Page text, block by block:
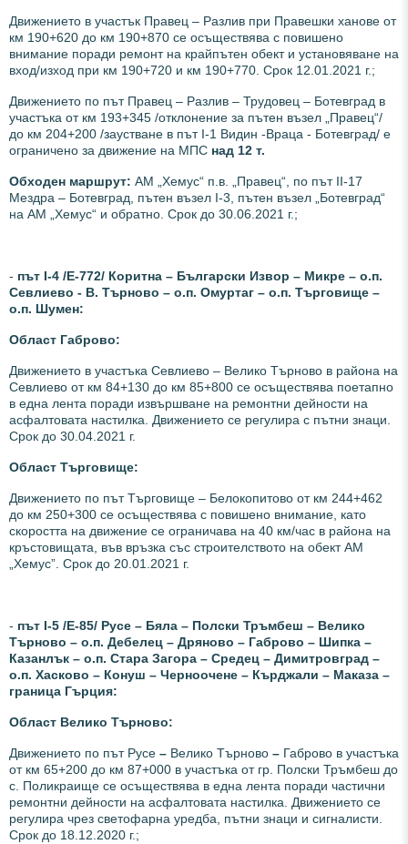
Движението в участък Правец – Разлив при Правешки ханове от
км 190+620 до км 190+870 се осъществява с повишено
внимание поради ремонт на крайпътен обект и установяване на
вход/изход при км 190+720 и км 190+770. Срок 12.01.2021 г.;
Движението по път Правец – Разлив – Трудовец – Ботевград в
участъка от км 193+345 /отклонение за пътен възел „Правец“/
до км 204+200 /заустване в път І-1 Видин -Враца - Ботевград/ е
ограничено за движение на МПС над 12 т.
Обходен маршрут: АМ „Хемус“ п.в. „Правец“, по път ІІ-17
Мездра – Ботевград, пътен възел І-3, пътен възел „Ботевград“
на АМ „Хемус“ и обратно. Срок до 30.06.2021 г.;
- път І-4 /Е-772/ Коритна – Български Извор – Микре – о.п.
Севлиево - В. Търново – о.п. Омуртаг – о.п. Търговище –
о.п. Шумен:
Област Габрово:
Движението в участъка Севлиево – Велико Търново в района на
Севлиево от км 84+130 до км 85+800 се осъществява поетапно
в една лента поради извършване на ремонтни дейности на
асфалтовата настилка. Движението се регулира с пътни знаци.
Срок до 30.04.2021 г.
Област Търговище:
Движението по път Търговище – Белокопитово от км 244+462
до км 250+300 се осъществява с повишено внимание, като
скоростта на движение се ограничава на 40 км/час в района на
кръстовищата, във връзка със строителството на обект АМ
„Хемус”. Срок до 20.01.2021 г.
- път І-5 /Е-85/ Русе – Бяла – Полски Тръмбеш – Велико
Търново – о.п. Дебелец – Дряново – Габрово – Шипка –
Казанлък – о.п. Стара Загора – Средец – Димитровград –
о.п. Хасково – Конуш – Черноочене – Кърджали – Маказа –
граница Гърция:
Област Велико Търново:
Движението по път Русе – Велико Търново – Габрово в участъка
от км 65+200 до км 87+000 в участъка от гр. Полски Тръмбеш до
с. Поликраище се осъществява в една лента поради частични
ремонтни дейности на асфалтовата настилка. Движението се
регулира чрез светофарна уредба, пътни знаци и сигналисти.
Срок до 18.12.2020 г.;